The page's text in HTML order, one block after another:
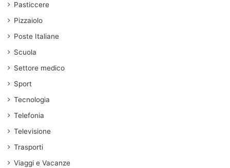
Pasticcere
Pizzaiolo
Poste Italiane
Scuola
Settore medico
Sport
Tecnologia
Telefonia
Televisione
Trasporti
Viaggi e Vacanze